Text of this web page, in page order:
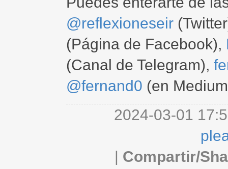
@reflexioneseir
(Página de Facebook),
(Canal de Telegram),
@fernand0 (en
2024-03-01
| Compartir/